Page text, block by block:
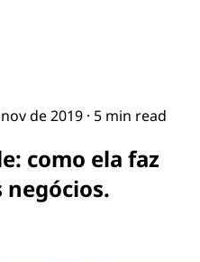
de 2019 · 5 min read
como ela faz